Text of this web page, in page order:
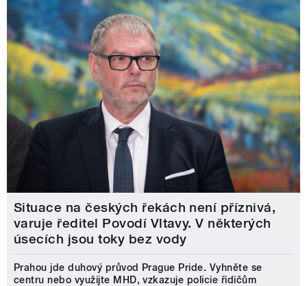
Situace na českých řekách není příznivá,
varuje ředitel Povodí Vltavy. V některých
úsecích jsou toky bez vody
Prahou jde duhový průvod Prague Pride. Vyhněte se
centru nebo využijte MHD, vzkazuje policie řidičům